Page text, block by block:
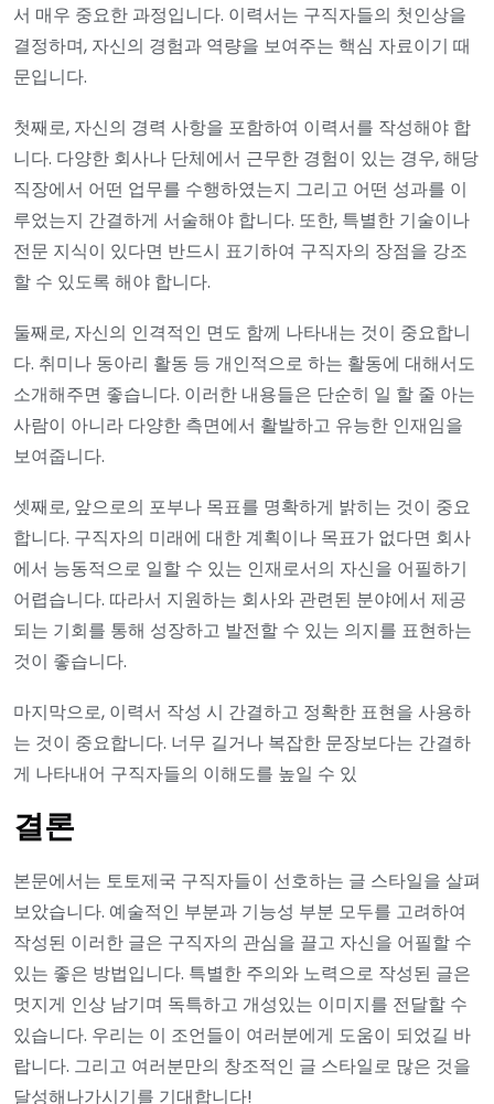
서 매우 중요한 과정입니다. 이력서는 구직자들의 첫인상을
결정하며, 자신의 경험과 역량을 보여주는 핵심 자료이기 때
문입니다.
첫째로, 자신의 경력 사항을 포함하여 이력서를 작성해야 합
니다. 다양한 회사나 단체에서 근무한 경험이 있는 경우, 해당
직장에서 어떤 업무를 수행하였는지 그리고 어떤 성과를 이
루었는지 간결하게 서술해야 합니다. 또한, 특별한 기술이나
전문 지식이 있다면 반드시 표기하여 구직자의 장점을 강조
할 수 있도록 해야 합니다.
둘째로, 자신의 인격적인 면도 함께 나타내는 것이 중요합니
다. 취미나 동아리 활동 등 개인적으로 하는 활동에 대해서도
소개해주면 좋습니다. 이러한 내용들은 단순히 일 할 줄 아는
사람이 아니라 다양한 측면에서 활발하고 유능한 인재임을
보여줍니다.
셋째로, 앞으로의 포부나 목표를 명확하게 밝히는 것이 중요
합니다. 구직자의 미래에 대한 계획이나 목표가 없다면 회사
에서 능동적으로 일할 수 있는 인재로서의 자신을 어필하기
어렵습니다. 따라서 지원하는 회사와 관련된 분야에서 제공
되는 기회를 통해 성장하고 발전할 수 있는 의지를 표현하는
것이 좋습니다.
마지막으로, 이력서 작성 시 간결하고 정확한 표현을 사용하
는 것이 중요합니다. 너무 길거나 복잡한 문장보다는 간결하
게 나타내어 구직자들의 이해도를 높일 수 있
결론
본문에서는 토토제국 구직자들이 선호하는 글 스타일을 살펴
보았습니다. 예술적인 부분과 기능성 부분 모두를 고려하여
작성된 이러한 글은 구직자의 관심을 끌고 자신을 어필할 수
있는 좋은 방법입니다. 특별한 주의와 노력으로 작성된 글은
멋지게 인상 남기며 독특하고 개성있는 이미지를 전달할 수
있습니다. 우리는 이 조언들이 여러분에게 도움이 되었길 바
랍니다. 그리고 여러분만의 창조적인 글 스타일로 많은 것을
달성해나가시기를 기대합니다!